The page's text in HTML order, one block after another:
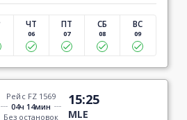
ЧТ
06
ПТ
07
СБ
08
ВС
09
Рейс FZ 1569
04ч 14мин
Без остановок
15:25
MLE